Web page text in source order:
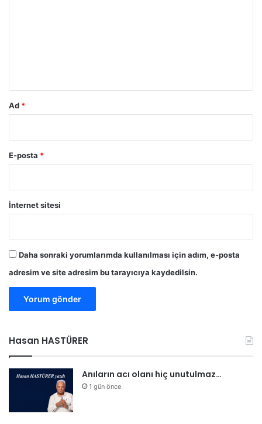
i
l
d
Ad *
E-posta *
İnternet sitesi
Daha sonraki yorumlarımda kullanılması için adım, e-posta
adresim ve site adresim bu tarayıcıya kaydedilsin.
Hasan HASTÜRER
Anıların acı olanı hiç unutulmaz…
1 gün önce